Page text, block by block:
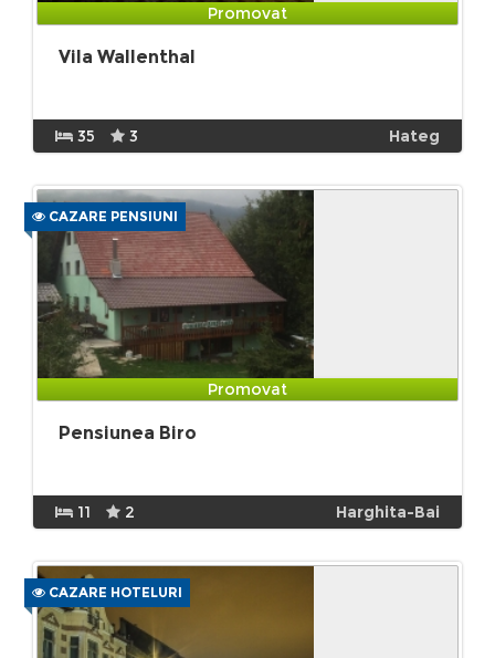
Promovat
Vila Wallenthal
35 3 Hateg
CAZARE PENSIUNI
Promovat
Pensiunea Biro
11 2 Harghita-Bai
CAZARE HOTELURI